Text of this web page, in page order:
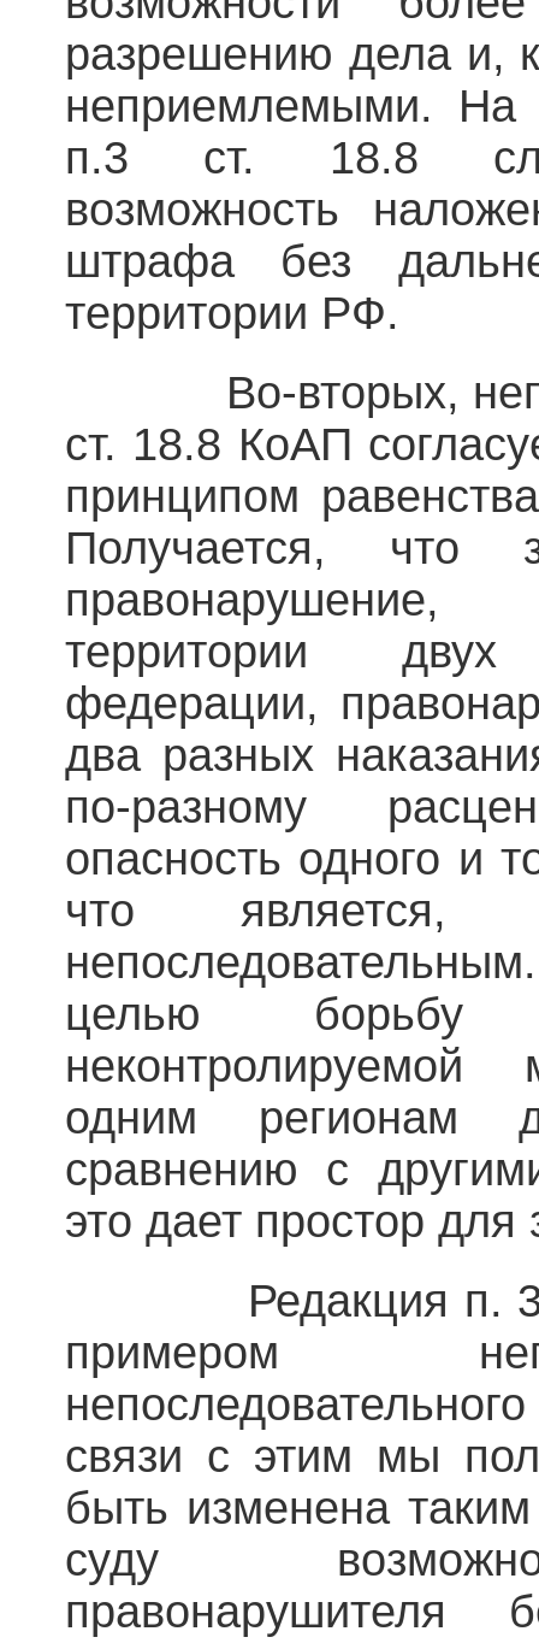
разрешению дела и,
неприемлемыми. На
п.3 ст. 18.8
возможность
штрафа без
территории РФ.
Во-вторых,
ст. 18.8 КоАП
принципом
Получается,
территории
федерации,
два разных
по-разному
опасность одного и
что
целью
неконтролируемой
одним регионам
сравнению с
это дает простор для
Редакция п. 3
примером
связи с этим мы
быть изменена
суду
правонарушителя